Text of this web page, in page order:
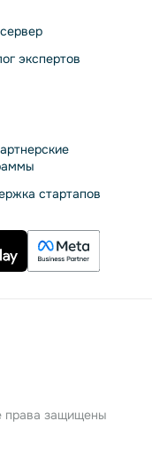
экспертов
стартапов
защищены